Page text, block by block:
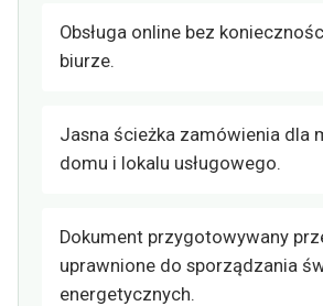
Obsługa online bez
biurze.
Jasna ścieżka zamówienia dla
domu i lokalu usługowego.
Dokument przygotowywany
uprawnione do sporządzania
energetycznych.